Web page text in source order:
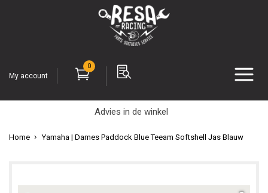
My account
0
Advies in de winkel
Home Yamaha | Dames Paddock Blue Teeam Softshell Jas Blauw